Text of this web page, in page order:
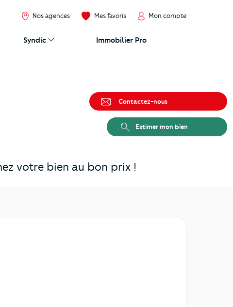
Nos agences Mes favoris Mon compte
Syndic Immobilier Pro
votre bien au bon prix !
Contactez-nous
Estimer mon bien